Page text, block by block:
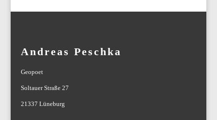
Andreas Peschka
Geopoet
Soltauer Straße 27
21337 Lüneburg